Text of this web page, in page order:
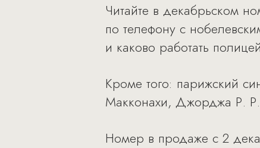
Читайте в декабрьском
по телефону с
и каково работать
Кроме того: парижский
Макконахи, Джорджа Р. Р.
Номер в продаже с 2